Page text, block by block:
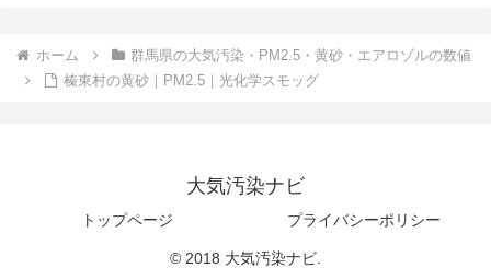
ホーム
群馬県の大気汚染・PM2.5・黄砂・エアロゾルの数値
榛東村の黄砂｜PM2.5｜光化学スモッグ
大気汚染ナビ
トップページ プライバシーポリシー
© 2018 大気汚染ナビ.